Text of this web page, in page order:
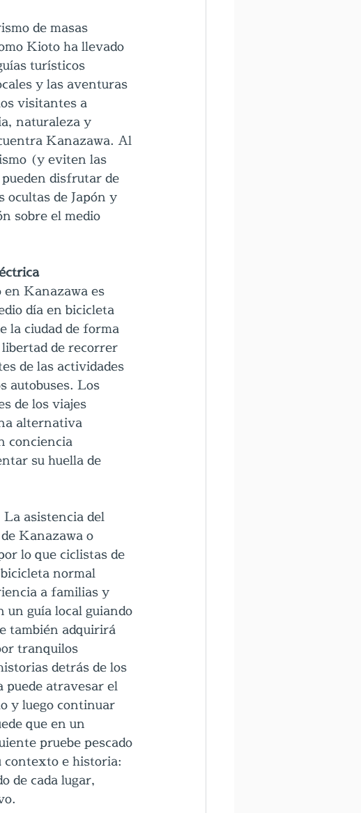
de masas
Kioto ha llevado
turísticos
y las aventuras
visitantes a
naturaleza y
Kanazawa. Al
(y eviten las
disfrutar de
ocultas de Japón y
sobre el medio
Kanazawa es
día en bicicleta
la ciudad de forma
de recorrer
de las actividades
autobuses. Los
de los viajes
alternativa
conciencia
su huella de
asistencia del
Kanazawa o
lo que ciclistas de
normal
a familias y
un guía local guiando
también adquirirá
tranquilos
detrás de los
puede atravesar el
y luego continuar
que en un
pruebe pescado
contexto e historia:
de cada lugar,